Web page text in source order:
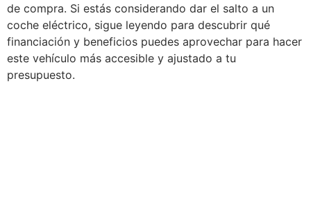
de compra. Si estás considerando dar el salto a un
coche eléctrico, sigue leyendo para descubrir qué
financiación y beneficios puedes aprovechar para hacer
este vehículo más accesible y ajustado a tu
presupuesto.